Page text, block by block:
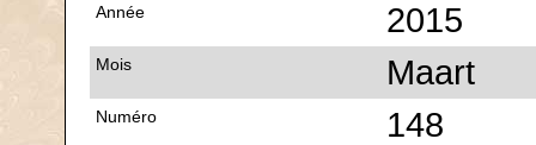
Année 2015
Mois Maart
Numéro 148